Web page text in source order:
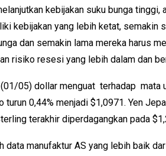
kebijakan suku bunga
kebijakan yang lebih ketat, semakin
dan semakin lama mereka harus
risiko resesi yang lebih dalam dan
(01/05) dollar menguat terhadap mata
turun 0,44% menjadi $1,0971. Yen
terakhir diperdagangkan pada
data manufaktur AS yang lebih baik